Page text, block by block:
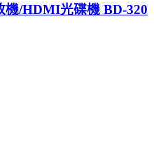
機/HDMI光碟機 BD-320